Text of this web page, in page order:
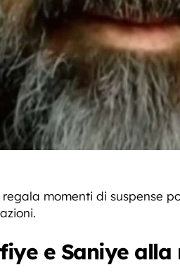
regala momenti di suspense
e Saniye